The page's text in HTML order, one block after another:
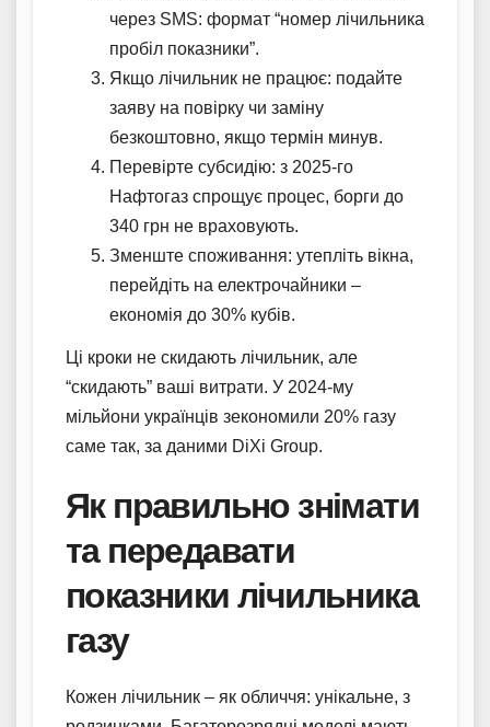
через SMS: формат “номер лічильника
пробіл показники”.
Якщо лічильник не працює: подайте
заяву на повірку чи заміну
безкоштовно, якщо термін минув.
Перевірте субсидію: з 2025-го
Нафтогаз спрощує процес, борги до
340 грн не враховують.
Зменште споживання: утепліть вікна,
перейдіть на електрочайники –
економія до 30% кубів.
Ці кроки не скидають лічильник, але
“скидають” ваші витрати. У 2024-му
мільйони українців зекономили 20% газу
саме так, за даними DiXi Group.
Як правильно знімати
та передавати
показники лічильника
газу
Кожен лічильник – як обличчя: унікальне, з